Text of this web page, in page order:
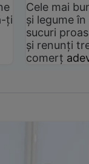
ți
Cele mai
și legume
sucuri
și renunți
comerț